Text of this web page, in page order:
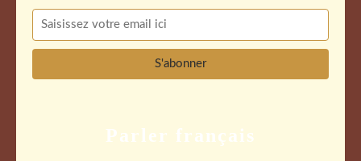
Parler français